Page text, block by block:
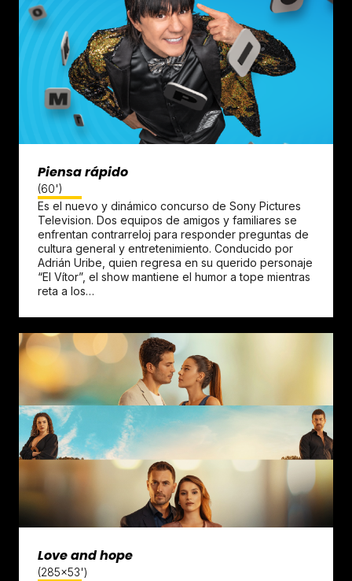
Piensa rápido
(60')
Es el nuevo y dinámico concurso de Sony Pictures
Television. Dos equipos de amigos y familiares se
enfrentan contrarreloj para responder preguntas de
cultura general y entretenimiento. Conducido por
Adrián Uribe, quien regresa en su querido personaje
“El Vítor”, el show mantiene el humor a tope mientras
reta a los…
Love and hope
(285x53')